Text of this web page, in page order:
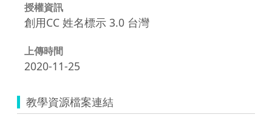
授權資訊
創用CC 姓名標示 3.0 台灣
上傳時間
2020-11-25
教學資源檔案連結